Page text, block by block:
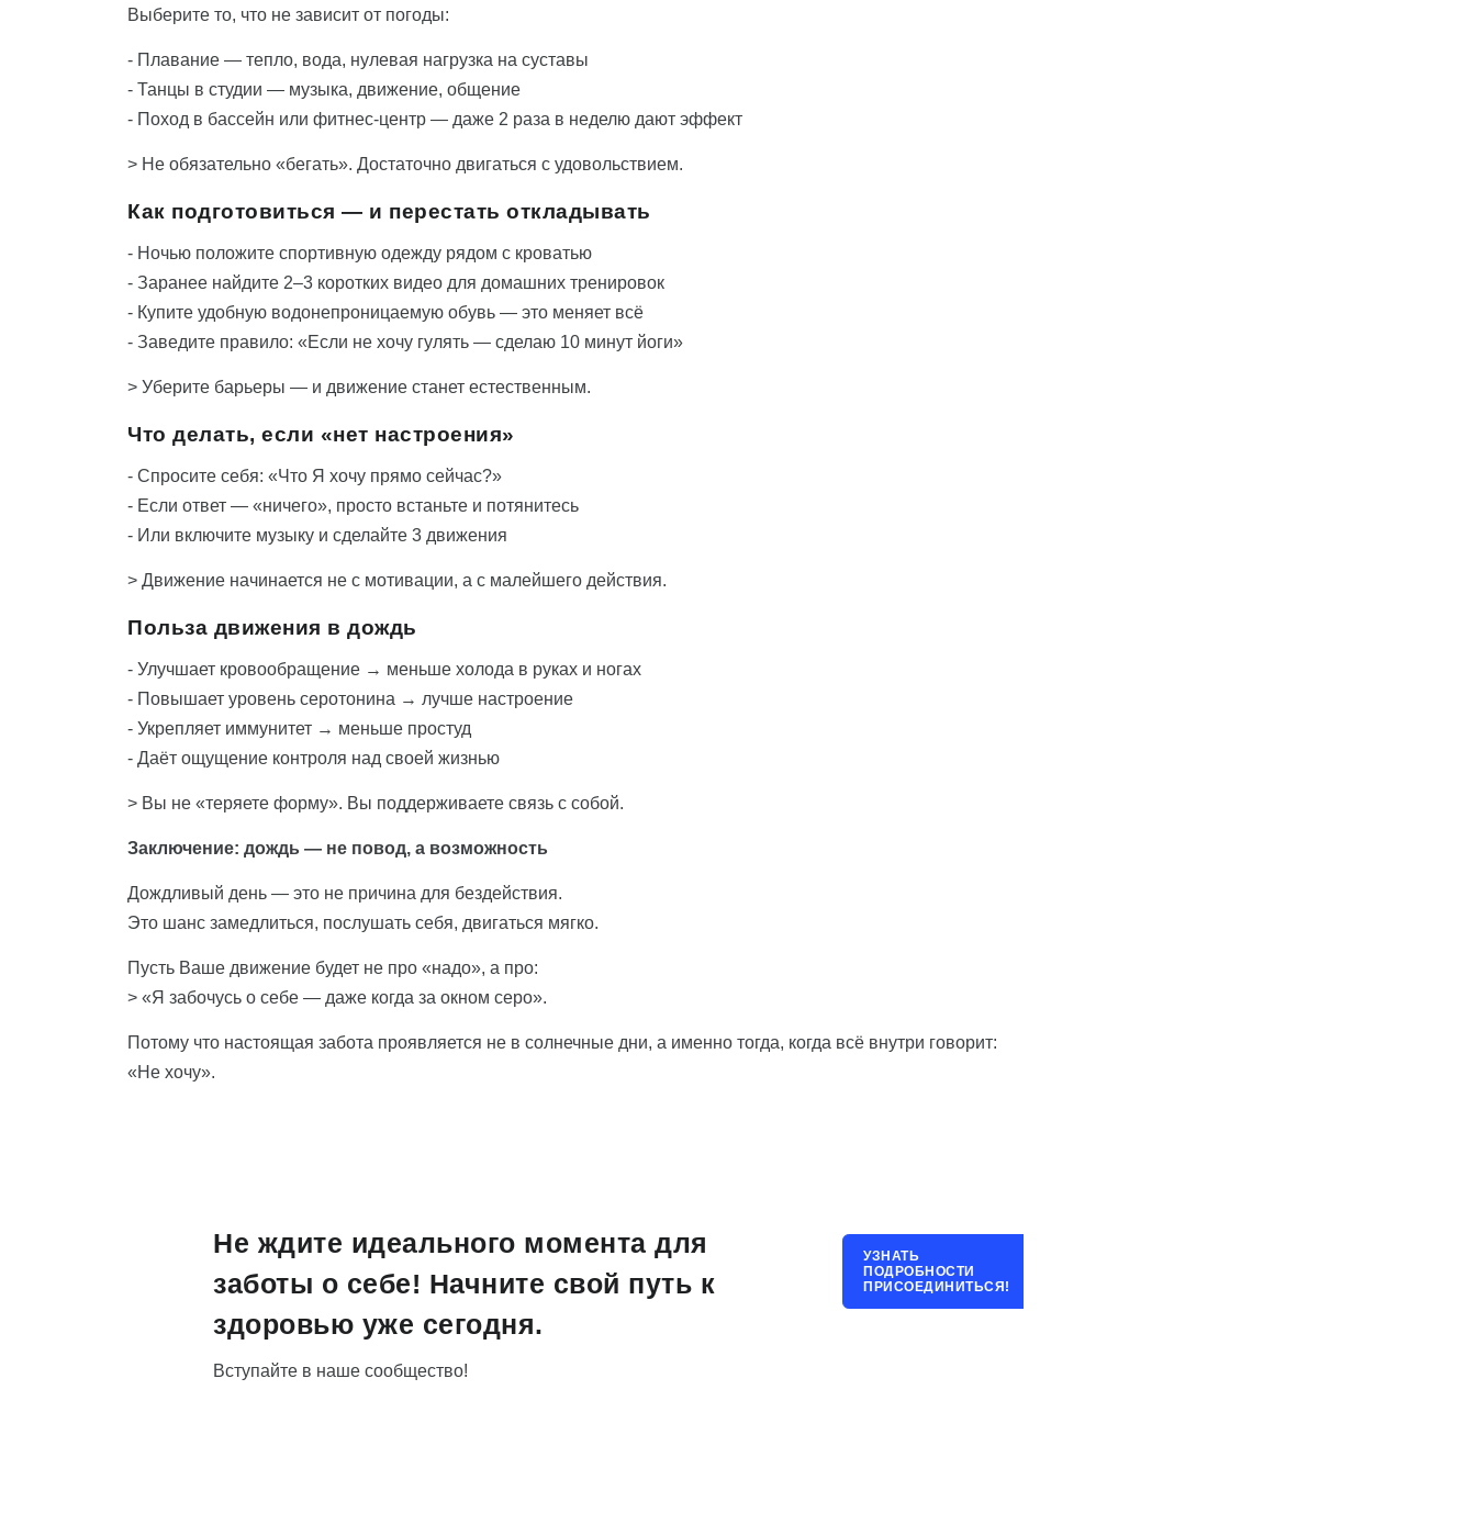
Выберите то, что не зависит от погоды:
- Плавание — тепло, вода, нулевая нагрузка на суставы
- Танцы в студии — музыка, движение, общение
- Поход в бассейн или фитнес-центр — даже 2 раза в неделю дают эффект
> Не обязательно «бегать». Достаточно двигаться с удовольствием.
Как подготовиться — и перестать откладывать
- Ночью положите спортивную одежду рядом с кроватью
- Заранее найдите 2–3 коротких видео для домашних тренировок
- Купите удобную водонепроницаемую обувь — это меняет всё
- Заведите правило: «Если не хочу гулять — сделаю 10 минут йоги»
> Уберите барьеры — и движение станет естественным.
Что делать, если «нет настроения»
- Спросите себя: «Что Я хочу прямо сейчас?»
- Если ответ — «ничего», просто встаньте и потянитесь
- Или включите музыку и сделайте 3 движения
> Движение начинается не с мотивации, а с малейшего действия.
Польза движения в дождь
- Улучшает кровообращение → меньше холода в руках и ногах
- Повышает уровень серотонина → лучше настроение
- Укрепляет иммунитет → меньше простуд
- Даёт ощущение контроля над своей жизнью
> Вы не «теряете форму». Вы поддерживаете связь с собой.
Заключение: дождь — не повод, а возможность
Дождливый день — это не причина для бездействия.
Это шанс замедлиться, послушать себя, двигаться мягко.
Пусть Ваше движение будет не про «надо», а про:
> «Я забочусь о себе — даже когда за окном серо».
Потому что настоящая забота проявляется не в солнечные дни, а именно тогда, когда всё внутри говорит:
«Не хочу».
Не ждите идеального момента для
заботы о себе! Начните свой путь к
здоровью уже сегодня.
Вступайте в наше сообщество!
УЗНАТЬ
ПОДРОБНОСТИ
ПРИСОЕДИНИТЬСЯ!